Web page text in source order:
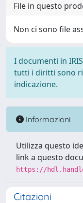
File in questo
Non ci sono file
I documenti in
tutti i diritti sono
indicazione.
Informazioni
Utilizza questo
link a questo
https://
Citazioni